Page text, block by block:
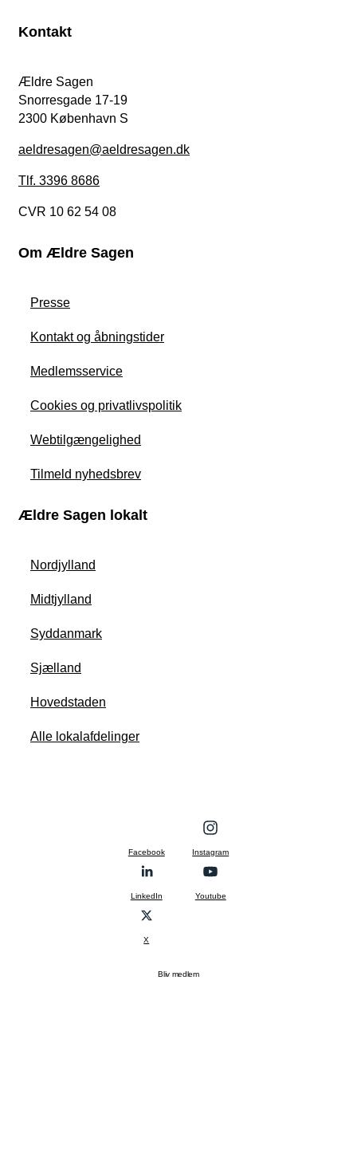
Kontakt
Ældre Sagen
Snorresgade 17-19
2300 København S
aeldresagen@aeldresagen.dk
Tlf. 3396 8686
CVR 10 62 54 08
Om Ældre Sagen
Presse
Kontakt og åbningstider
Medlemsservice
Cookies og privatlivspolitik
Webtilgængelighed
Tilmeld nyhedsbrev
Ældre Sagen lokalt
Nordjylland
Midtjylland
Syddanmark
Sjælland
Hovedstaden
Alle lokalafdelinger
Facebook Instagram
LinkedIn Youtube
X
Bliv medlem